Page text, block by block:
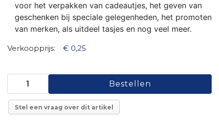
voor het verpakken van cadeautjes, het geven van
geschenken bij speciale gelegenheden, het promoten
van merken, als uitdeel tasjes en nog veel meer.
Verkoopprijs: € 0,25
Stel een vraag over dit artikel